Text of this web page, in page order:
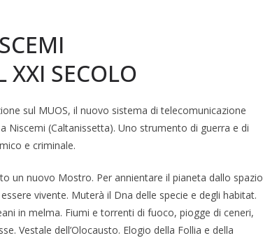
XXI SECOLO
sul MUOS, il nuo­vo si­stema di telecomunicazione
Niscemi (Caltanissetta). Uno stru­mento di guerra e di
e criminale.
un nuovo Mostro. Per annientare il pianeta dallo spazio
vivente. Muterà il Dna delle specie e degli habitat.
in melma. Fiumi e torren­ti di fuoco, piogge di ceneri,
Vestale dell’Olocausto. Elogio della Follia e della